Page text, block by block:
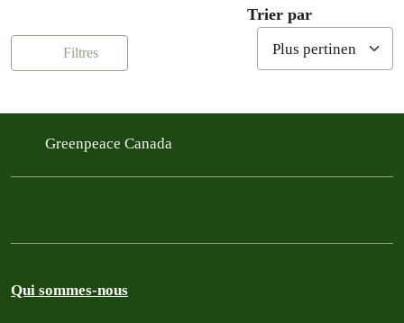
Filtres
Trier par
Greenpeace Canada
Qui sommes-nous